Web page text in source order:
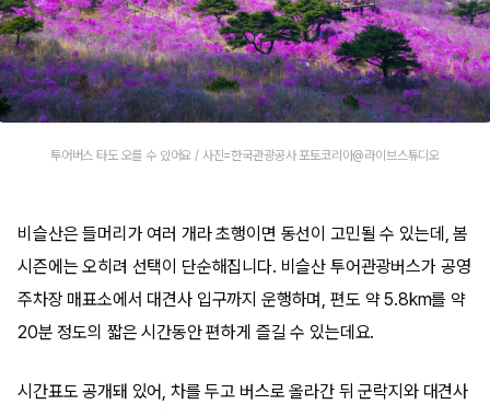
투어버스 타도 오를 수 있어요 / 사진=한국관광공사 포토코리아@라이브스튜디오
비슬산은 들머리가 여러 개라 초행이면 동선이 고민될 수 있는데, 봄
시즌에는 오히려 선택이 단순해집니다. 비슬산 투어관광버스가 공영
주차장 매표소에서 대견사 입구까지 운행하며, 편도 약 5.8km를 약
20분 정도의 짧은 시간동안 편하게 즐길 수 있는데요.
시간표도 공개돼 있어, 차를 두고 버스로 올라간 뒤 군락지와 대견사